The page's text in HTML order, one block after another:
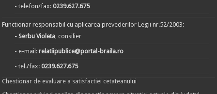
- telefon/fax:0239.627.675
Functionar responsabil cu aplicarea prevederilor Legii nr.52/2003:
- Serbu Violeta, consilier
- e-mail:relatiipublice@portal-braila.ro
- tel./fax:0239.627.675
Chestionar de evaluare a satisfactiei cetateanului